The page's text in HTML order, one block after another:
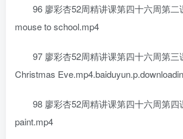
96 廖彩杏52周精讲课第四十六周第二
mouse to school.mp4
97 廖彩杏52周精讲课第四十六周第三
Christmas
98 廖彩杏52周精讲课第四十六周第四
paint.mp4